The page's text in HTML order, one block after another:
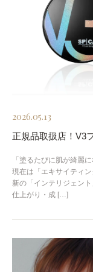
2026.05.13
正規品取扱店！V3
「塗るたびに肌が綺麗
現在は「エキサイティ
新の「インテリジェン
仕上がり・成 […]